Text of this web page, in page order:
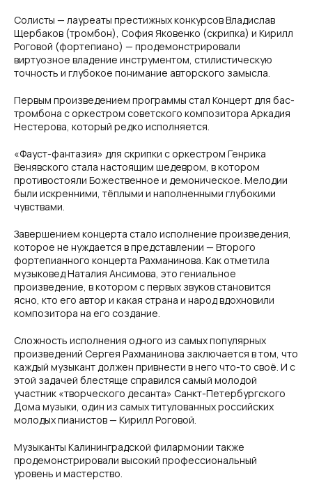
Солисты — лауреаты престижных конкурсов Владислав
Щербаков (тромбон), София Яковенко (скрипка) и Кирилл
Роговой (фортепиано) — продемонстрировали
виртуозное владение инструментом, стилистическую
точность и глубокое понимание авторского замысла.
Первым произведением программы стал Концерт для бас-
тромбона с оркестром советского композитора Аркадия
Нестерова, который редко исполняется.
«Фауст-фантазия» для скрипки с оркестром Генрика
Венявского стала настоящим шедевром, в котором
противостояли Божественное и демоническое. Мелодии
были искренними, тёплыми и наполненными глубокими
чувствами.
Завершением концерта стало исполнение произведения,
которое не нуждается в представлении — Второго
фортепианного концерта Рахманинова. Как отметила
музыковед Наталия Ансимова, это гениальное
произведение, в котором с первых звуков становится
ясно, кто его автор и какая страна и народ вдохновили
композитора на его создание.
Сложность исполнения одного из самых популярных
произведений Сергея Рахманинова заключается в том, что
каждый музыкант должен привнести в него что-то своё. И с
этой задачей блестяще справился самый молодой
участник «творческого десанта» Санкт-Петербургского
Дома музыки, один из самых титулованных российских
молодых пианистов — Кирилл Роговой.
Музыканты Калининградской филармонии также
продемонстрировали высокий профессиональный
уровень и мастерство.